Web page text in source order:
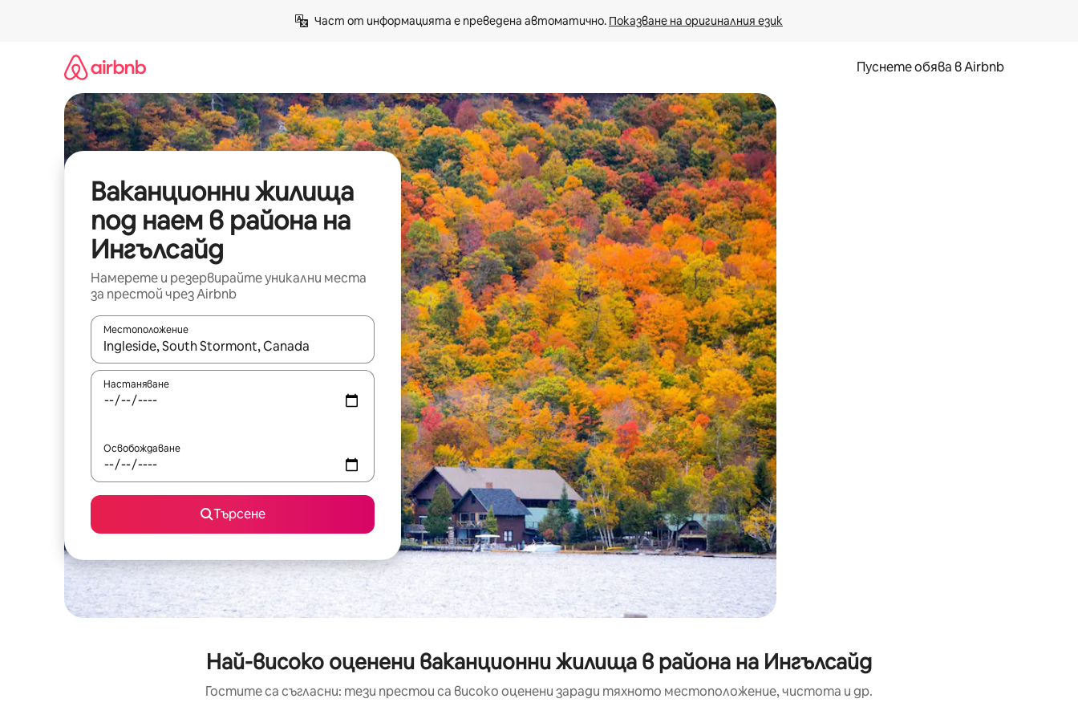
Част от информацията е преведена автоматично. Показване на оригиналния език
Пуснете обява в Airbnb
Ваканционни жилища
под наем в района на
Ингълсайд
Намерете и резервирайте уникални места
за престой чрез Airbnb
Местоположение
Когато резултатите се покажат, използвайте клавишите със стрелки нагоре и надолу или навигирайте с докосване или плъзгане.
Настаняване
Освобождаване
Търсене
Най-високо оценени ваканционни жилища в района на Ингълсайд
Гостите са съгласни: тези престои са високо оценени заради тяхното местоположение, чистота и др.